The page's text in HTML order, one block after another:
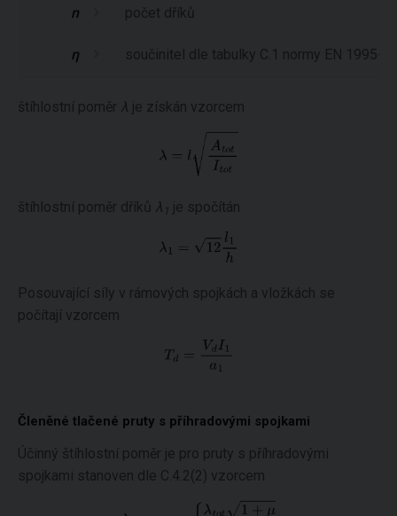
n počet dříků
η součinitel dle tabulky C.1 normy EN 1995-
štíhlostní poměr λ je získán vzorcem
štíhlostní poměr dříků λ 1 je spočítán
Posouvající síly v rámových spojkách a vložkách se
počítají vzorcem
Členěné tlačené pruty s příhradovými spojkami
Účinný štíhlostní poměr je pro pruty s příhradovými
spojkami stanoven dle C.4.2(2) vzorcem